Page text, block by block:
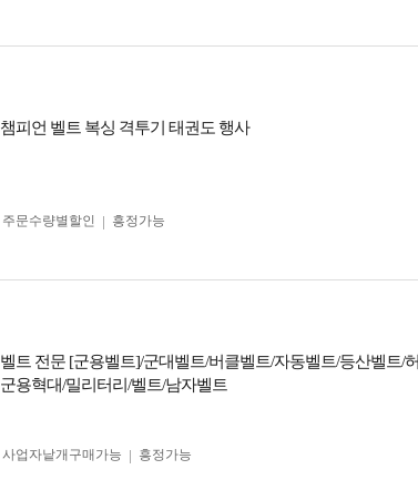
챔피언 벨트 복싱 격투기 태권도 행사
주문수량별할인
흥정가능
벨트 전문 [군용벨트]/군대벨트/버클벨트/자동벨트/등산벨트/
군용혁대/밀리터리/벨트/남자벨트
사업자 낱개구매가능 흥정가능